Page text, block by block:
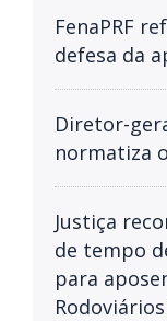
FenaPRF
defesa da
Diretor-
normatiza o
Justiça
de tempo
para